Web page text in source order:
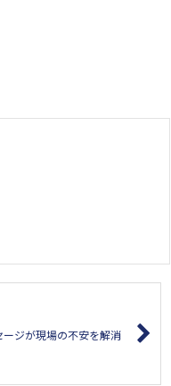
ジが現場の不安を解消